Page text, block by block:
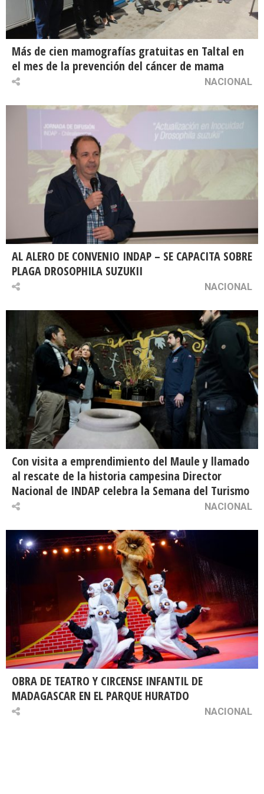
Más de cien mamografías gratuitas en Taltal en
el mes de la prevención del cáncer de mama
NACIONAL
AL ALERO DE CONVENIO INDAP – SE CAPACITA SOBRE
PLAGA DROSOPHILA SUZUKII
NACIONAL
Con visita a emprendimiento del Maule y llamado
al rescate de la historia campesina Director
Nacional de INDAP celebra la Semana del Turismo
NACIONAL
OBRA DE TEATRO Y CIRCENSE INFANTIL DE
MADAGASCAR EN EL PARQUE HURATDO
NACIONAL